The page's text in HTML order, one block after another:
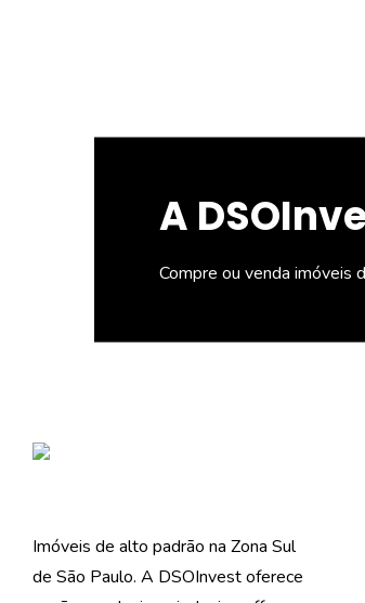
A
Compre ou venda imóveis
Imóveis de alto padrão na Zona Sul
de São Paulo. A DSOInvest oferece